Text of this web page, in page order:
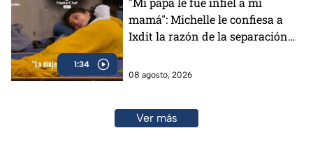
1:34
mamá": Michelle le confiesa a
Ixdit la razón de la separación
24/7 (VIDEO)
08 agosto, 2026
Ver más